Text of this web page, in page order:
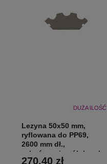
DUŻA ILOŚĆ
Lezyna 50x50 mm,
ryflowana do PP69,
2600 mm dł.,
zakończenie półokrągłe
do szafki
270,40 zł